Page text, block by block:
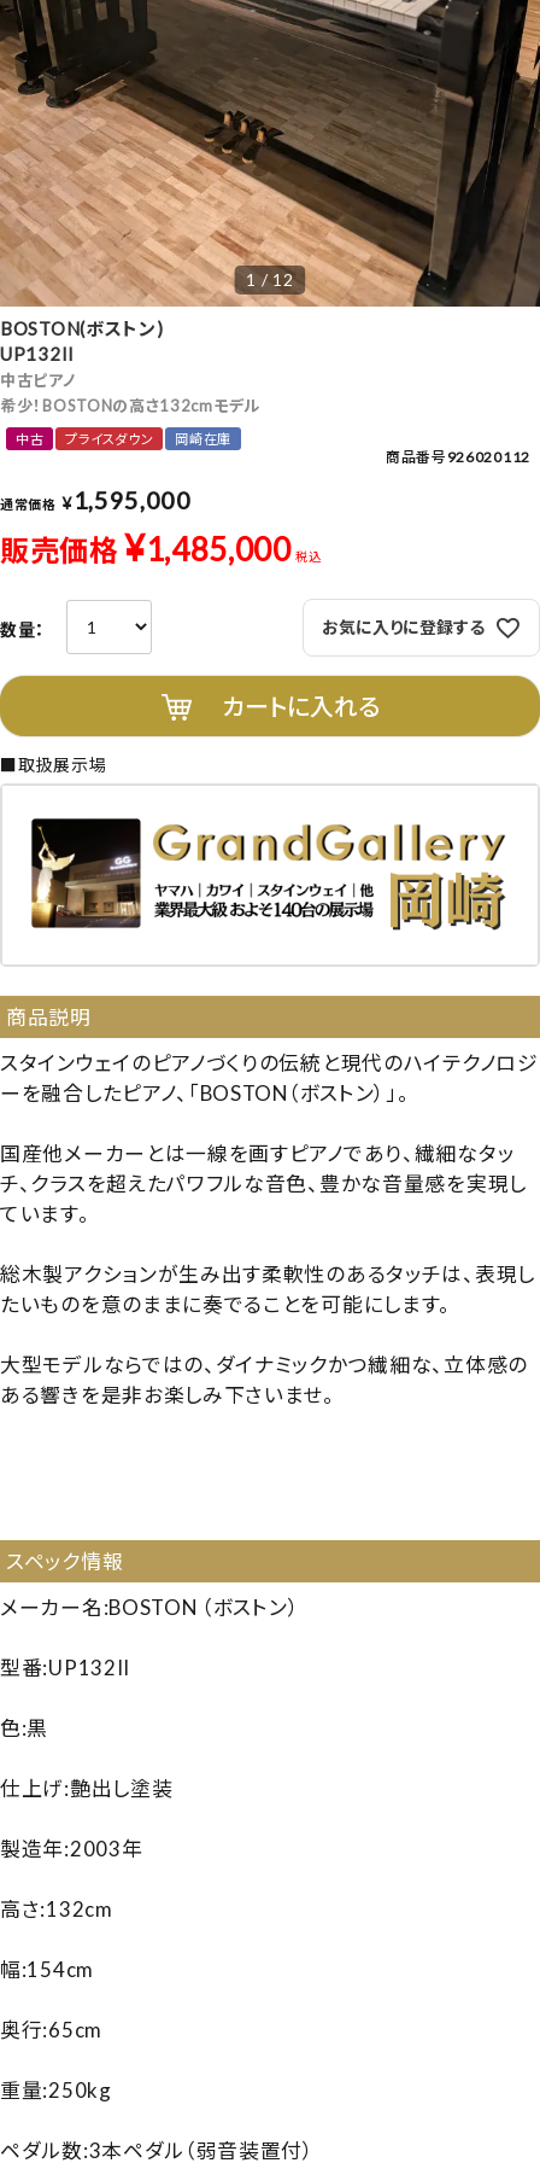
1 / 12
BOSTON(ボストン)
UP132II
中古ピアノ
希少！BOSTONの高さ132cmモデル
中古 プライスダウン 岡崎在庫
商品番号 926020112
通常価格 ¥1,595,000
販売価格 ¥1,485,000 税込
お気に入りに登録する
カートに入れる
■取扱展示場
商品説明
スタインウェイのピアノづくりの伝統と現代のハイテクノロジ
ーを融合したピアノ、「BOSTON（ボストン）」。
国産他メーカーとは一線を画すピアノであり、繊細なタッ
チ、クラスを超えたパワフルな音色、豊かな音量感を実現し
ています。
総木製アクションが生み出す柔軟性のあるタッチは、表現し
たいものを意のままに奏でることを可能にします。
大型モデルならではの、ダイナミックかつ繊細な、立体感の
ある響きを是非お楽しみ下さいませ。
スペック情報
メーカー名:BOSTON （ボストン）
型番:UP132II
色:黒
仕上げ:艶出し塗装
製造年:2003年
高さ:132cm
幅:154cm
奥行:65cm
重量:250kg
ペダル数:3本ペダル（弱音装置付）